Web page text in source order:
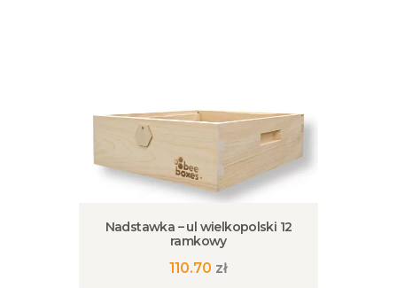
Nadstawka – ul wielkopolski 12
ramkowy
110.70 zł